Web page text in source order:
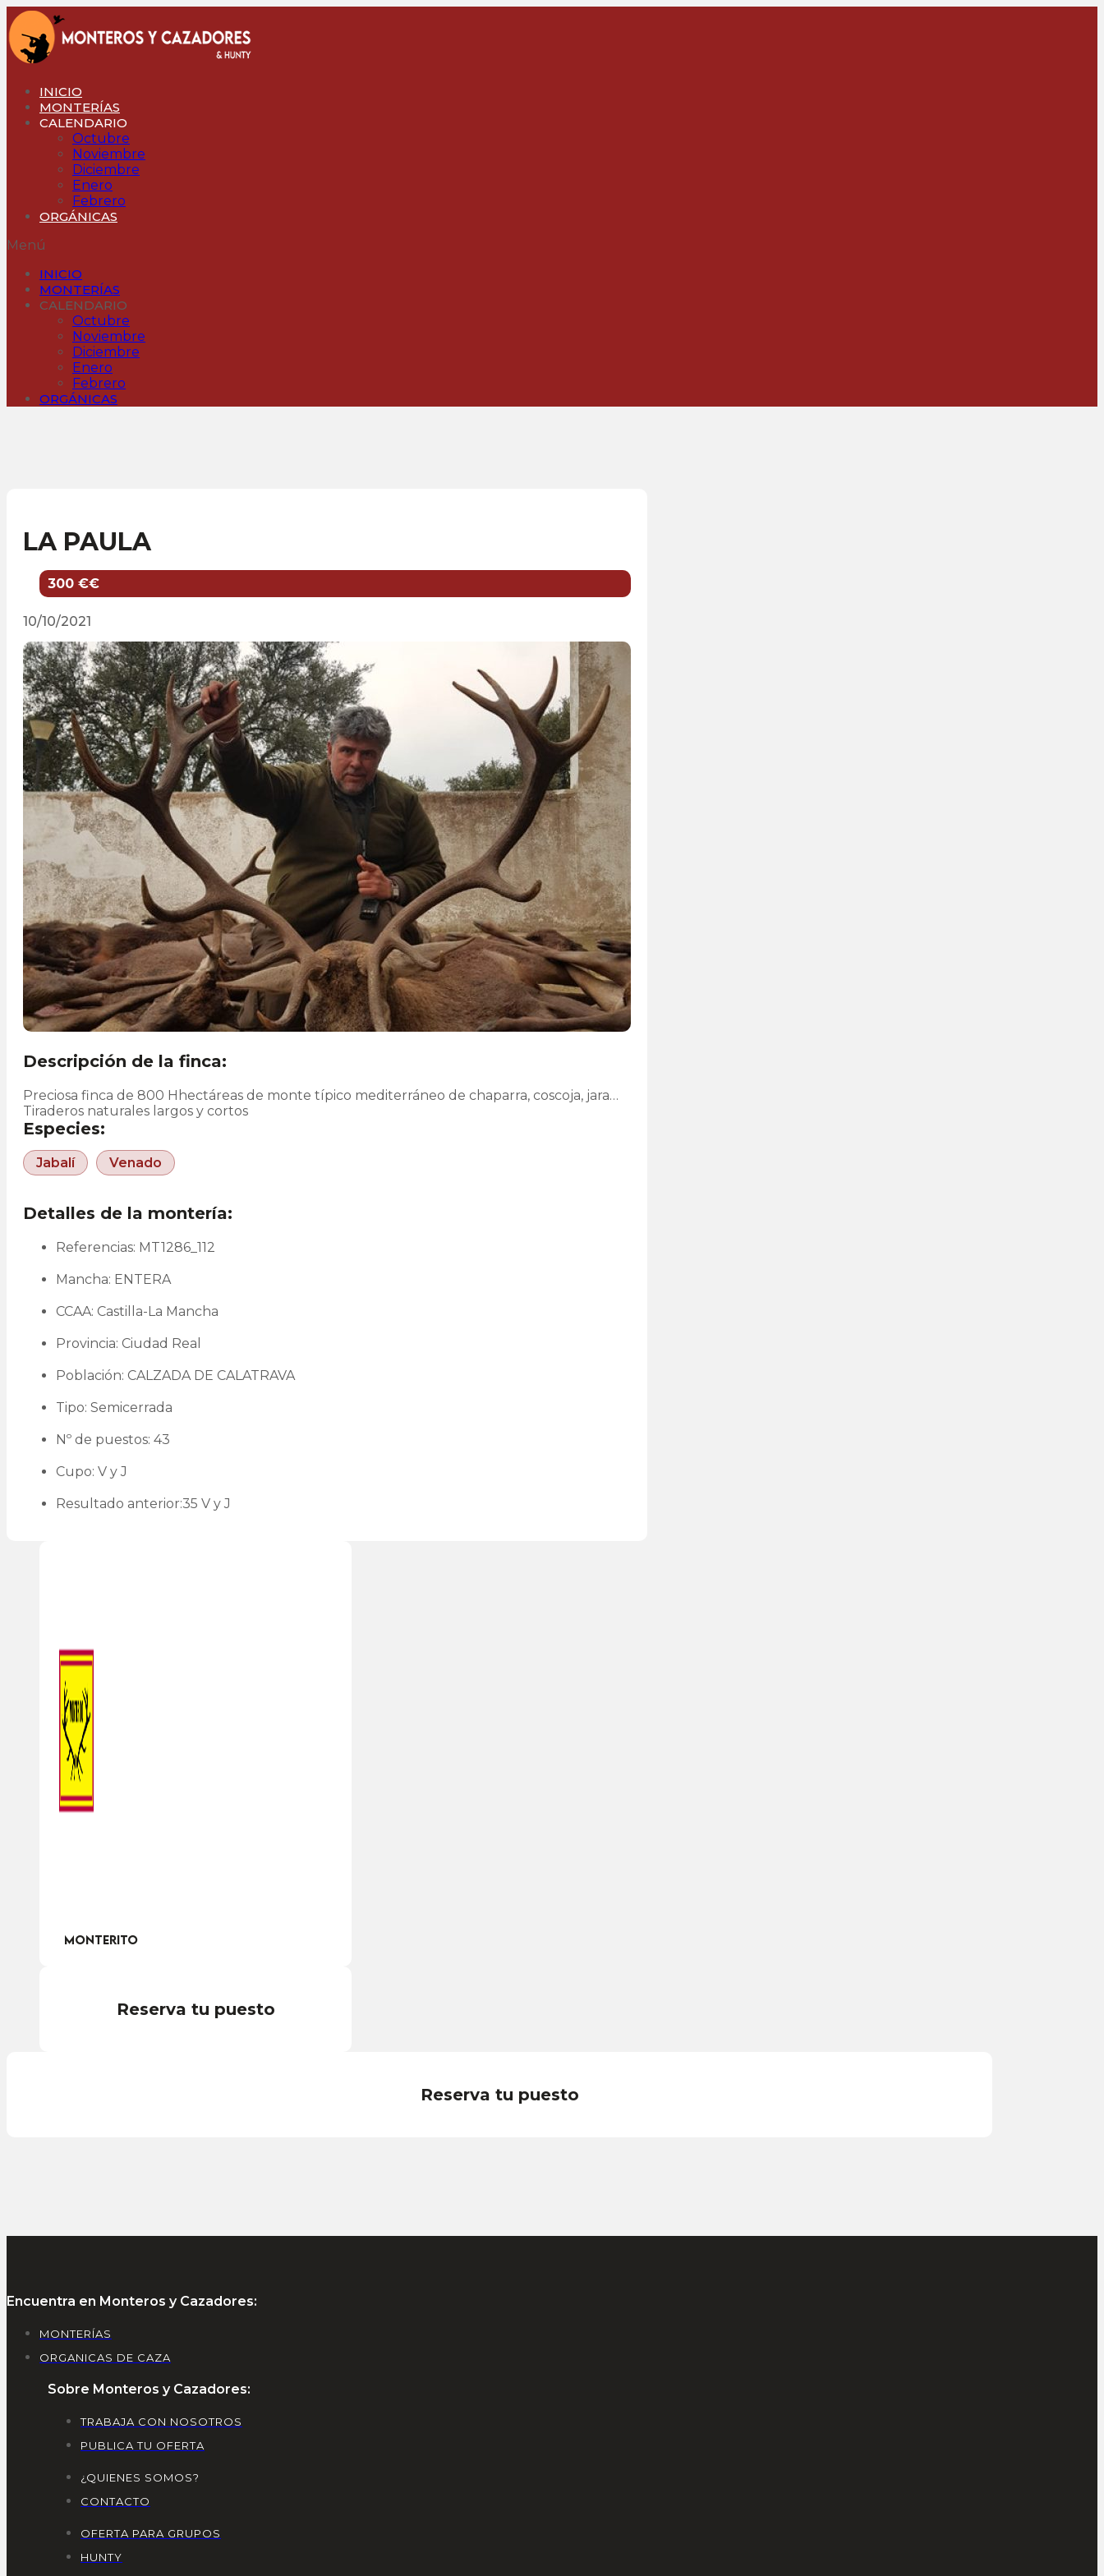
al
contenido
INICIO
MONTERÍAS
CALENDARIO
Octubre
Noviembre
Diciembre
Enero
Febrero
ORGÁNICAS
Menú
INICIO
MONTERÍAS
CALENDARIO
Octubre
Noviembre
Diciembre
Enero
Febrero
ORGÁNICAS
LA PAULA
300 €€
10/10/2021
Descripción de la finca:
Preciosa finca de 800 Hhectáreas de monte típico mediterráneo de chaparra, coscoja, jara…
Tiraderos naturales largos y cortos
Especies:
Jabalí Venado
Detalles de la montería:
Referencias: MT1286_112
Mancha: ENTERA
CCAA: Castilla-La Mancha
Provincia: Ciudad Real
Población: CALZADA DE CALATRAVA
Tipo: Semicerrada
Nº de puestos: 43
Cupo: V y J
Resultado anterior:35 V y J
Monterito
Reserva tu puesto
Reserva tu puesto
Encuentra en Monteros y Cazadores:
MONTERÍAS
ORGANICAS DE CAZA
Sobre Monteros y Cazadores:
TRABAJA CON NOSOTROS
PUBLICA TU OFERTA
¿QUIENES SOMOS?
CONTACTO
OFERTA PARA GRUPOS
HUNTY